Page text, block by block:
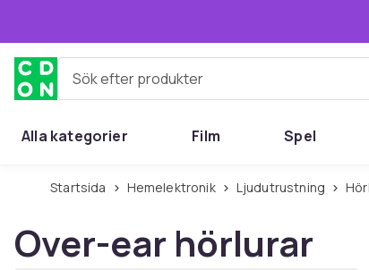
Sök efter produkter
Alla kategorier Film Spel
Startsida Hemelektronik Ljudutrustning
Over-ear hörlurar